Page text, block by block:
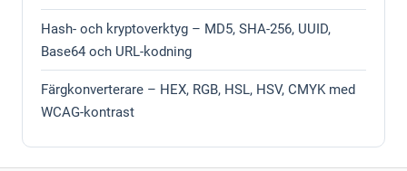
Hash- och kryptoverktyg – MD5, SHA-256, UUID,
Base64 och URL-kodning
Färgkonverterare – HEX, RGB, HSL, HSV, CMYK med
WCAG-kontrast